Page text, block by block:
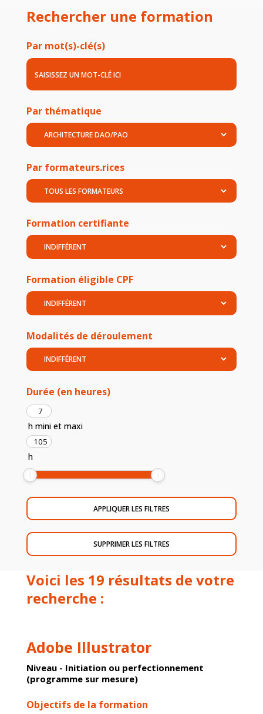
Rechercher une formation
Par mot(s)-clé(s)
Par thématique
Par formateurs.rices
Formation certifiante
Formation éligible CPF
Modalités de déroulement
Durée (en heures)
h mini et maxi
h
Voici les 19 résultats de votre
recherche :
Adobe Illustrator
Niveau - Initiation ou perfectionnement
(programme sur mesure)
Objectifs de la formation